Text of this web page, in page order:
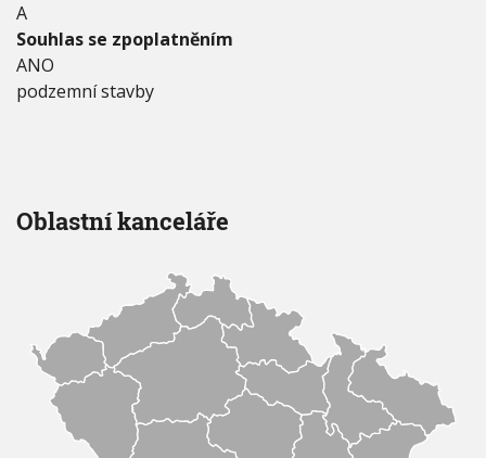
A
Souhlas se zpoplatněním
ANO
podzemní stavby
Oblastní kanceláře